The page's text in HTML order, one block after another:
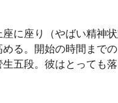
に座り（やばい精神
る。開始の時間まで
五段。彼はとっても落